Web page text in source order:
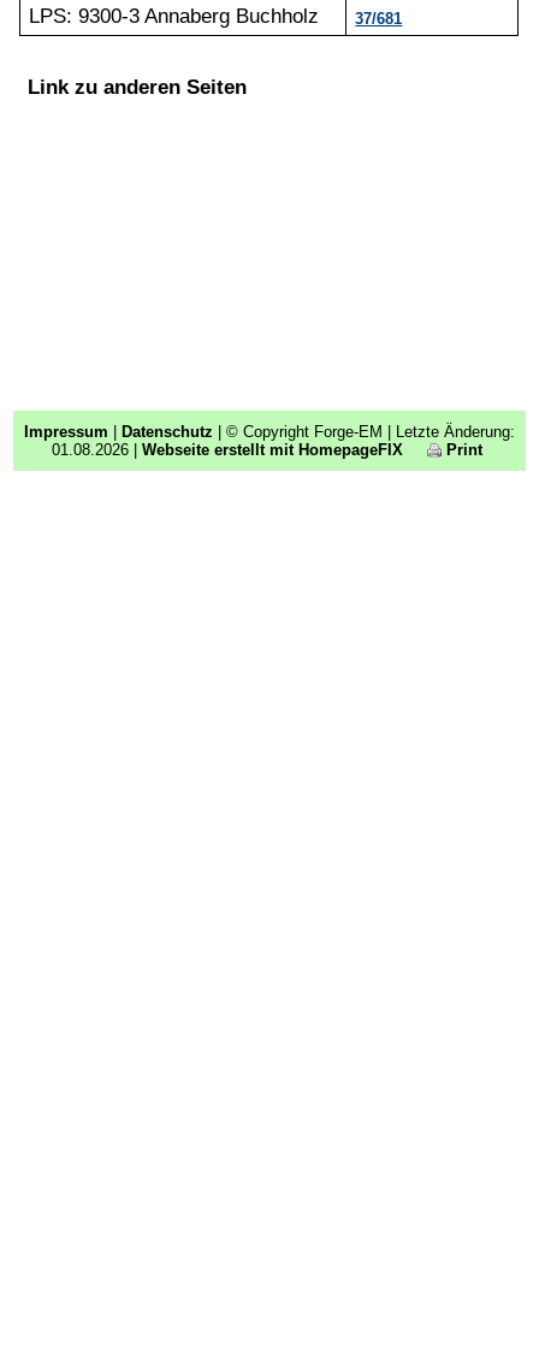
LPS: 9300-3 Annaberg Buchholz 37/681
Link zu anderen Seiten
Impressum | Datenschutz | © Copyright Forge-EM | Letzte Änderung:
01.08.2026 | Webseite erstellt mit HomepageFIX Print